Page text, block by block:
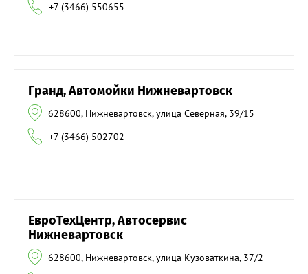
+7 (3466) 550655
Гранд, Автомойки Нижневартовск
628600, Нижневартовск, улица Северная, 39/15
+7 (3466) 502702
ЕвроТехЦентр, Автосервис
Нижневартовск
628600, Нижневартовск, улица Кузоваткина, 37/2